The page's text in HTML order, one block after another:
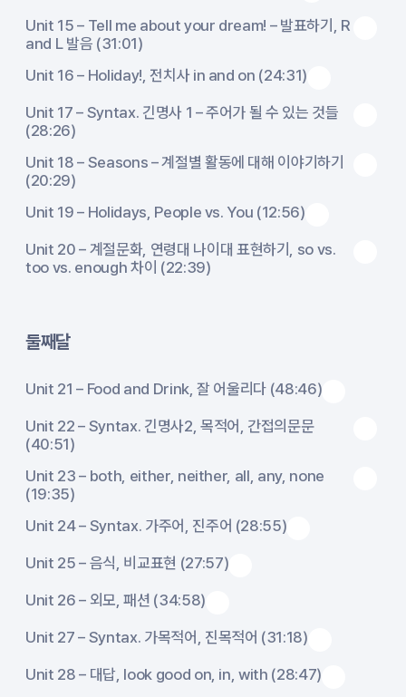
Unit 15 – Tell me about your dream! – 발표하기, R
and L 발음 (31:01)
Unit 16 – Holiday!, 전치사 in and on (24:31)
Unit 17 – Syntax. 긴명사 1 – 주어가 될 수 있는 것들
(28:26)
Unit 18 – Seasons – 계절별 활동에 대해 이야기하기
(20:29)
Unit 19 – Holidays, People vs. You (12:56)
Unit 20 – 계절문화, 연령대 나이대 표현하기, so vs.
too vs. enough 차이 (22:39)
둘째달
Unit 21 – Food and Drink, 잘 어울리다 (48:46)
Unit 22 – Syntax. 긴명사2, 목적어, 간접의문문
(40:51)
Unit 23 – both, either, neither, all, any, none
(19:35)
Unit 24 – Syntax. 가주어, 진주어 (28:55)
Unit 25 – 음식, 비교표현 (27:57)
Unit 26 – 외모, 패션 (34:58)
Unit 27 – Syntax. 가목적어, 진목적어 (31:18)
Unit 28 – 대답, look good on, in, with (28:47)